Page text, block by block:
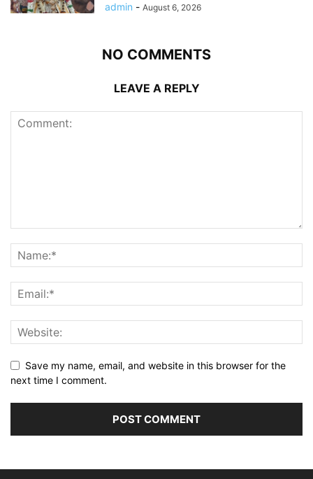
admin - August 6, 2026
NO COMMENTS
LEAVE A REPLY
Save my name, email, and website in this browser for the
next time I comment.